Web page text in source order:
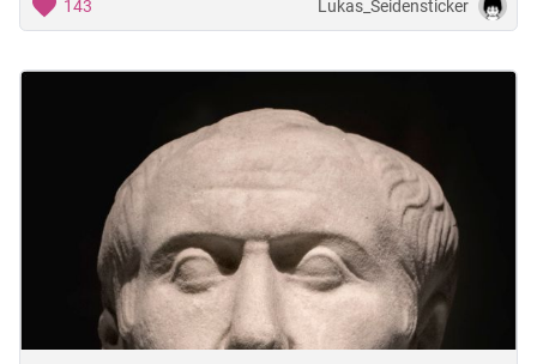
143 Lukas_Seidensticker